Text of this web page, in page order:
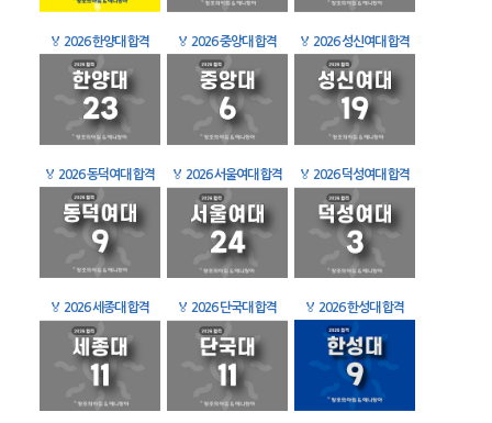
🏅 2026 한양대 합격 🏅 2026 중앙대 합격 🏅 2026 성신여대 합격
🏅 2026 동덕여대 합격 🏅 2026 서울여대 합격 🏅 2026 덕성여대 합격
🏅 2026 세종대 합격 🏅 2026 단국대 합격 🏅 2026 한성대 합격